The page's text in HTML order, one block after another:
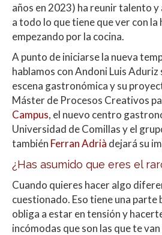
años en 2023) ha reunir talento
a todo lo que tiene que ver con la
empezando por la cocina.
A punto de iniciarse la nueva
hablamos con Andoni Luis
escena gastronómica y su
Máster de Procesos Creativos
Campus, el nuevo centro
Universidad de Comillas y el
también Ferran Adrià dejará su
¿Has asumido que eres el
Cuando quieres hacer algo
cuestionado. Eso tiene una parte
obliga a estar en tensión y
incómodas que son las que te